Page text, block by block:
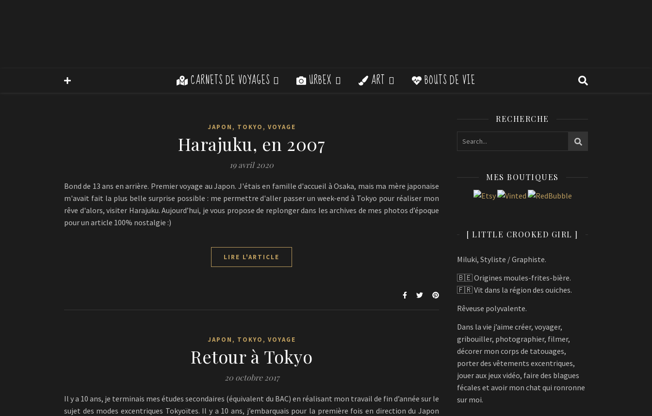
CARNETS DE VOYAGES URBEX ART BOUTS DE VIE
JAPON, TOKYO, VOYAGE
Harajuku, en 2007
19 avril 2020
Bond de 13 ans en arrière. Premier voyage au Japon. J'étais en famille d'accueil à Osaka, mais ma mère japonaise
m'avait fait la plus belle surprise possible : me permettre d'aller passer un week-end à Tokyo pour réaliser mon
rêve d'alors, visiter Harajuku. Aujourd’hui, je vous propose de replonger dans les archives de mes photos d’époque
pour un article 100% nostalgie :)
LIRE L'ARTICLE
JAPON, TOKYO, VOYAGE
Retour à Tokyo
20 octobre 2017
Il y a 10 ans, je terminais mes études secondaires (équivalent du BAC) en réalisant mon travail de fin d’année sur le
sujet des modes excentriques Tokyoïtes. Il y a 10 ans, j’embarquais pour la première fois en direction du Japon
RECHERCHE
MES BOUTIQUES
[ LITTLE CROOKED GIRL ]
Miluki, Styliste / Graphiste.
🇧🇪 Origines moules-frites-bière.
🇫🇷 Vit dans la région des ouiches.
Rêveuse polyvalente.
Dans la vie j’aime créer, voyager,
gribouiller, photographier, filmer,
décorer mon corps de tatouages,
porter des vêtements excentriques,
jouer aux jeux vidéo, faire des blagues
fécales et avoir mon chat qui ronronne
sur moi.